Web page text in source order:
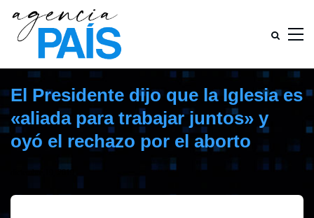
El Presidente dijo que la Iglesia es
«aliada para trabajar juntos» y
oyó el rechazo por el aborto
diciembre 19, 2019